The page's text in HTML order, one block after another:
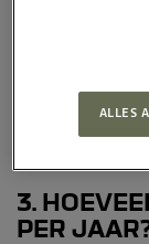
24
3
PER
ALLES